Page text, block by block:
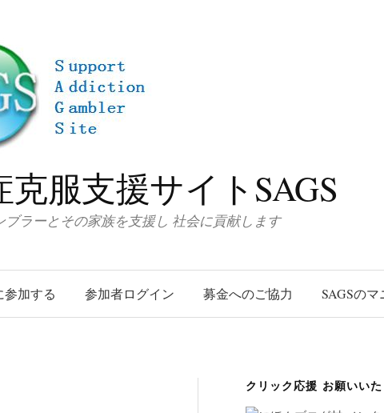
服支援サイトSAGS
ブラーとその家族を支援し 社会に貢献します
参加する 参加者ログイン 募金へのご協力 SAGSの
クリック応援 お願いい